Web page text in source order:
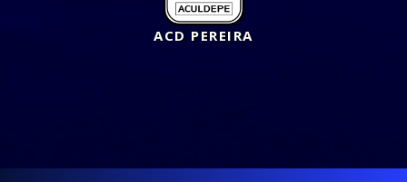
ACD PEREIRA